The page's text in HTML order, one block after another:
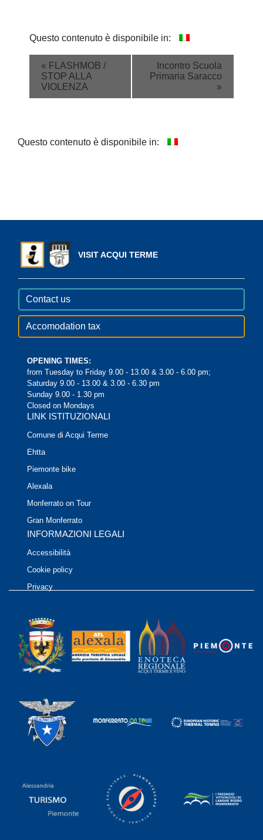
Questo contenuto è disponibile in:
Event
Navigation
« FLASHMOB /
STOP ALLA
VIOLENZA
Incontro Scuola
Primaria Saracco
»
Questo contenuto è disponibile in:
VISIT ACQUI TERME
Contact us
Accomodation tax
OPENING TIMES:
from Tuesday to Friday 9.00 - 13.00 & 3.00 - 6.00 pm;
Saturday 9.00 - 13.00 & 3.00 - 6.30 pm
Sunday 9.00 - 1.30 pm
Closed on Mondays
LINK ISTITUZIONALI
Comune di Acqui Terme
Ehtta
Piemonte bike
Alexala
Monferrato on Tour
Gran Monferrato
INFORMAZIONI LEGALI
Accessibilità
Cookie policy
Privacy